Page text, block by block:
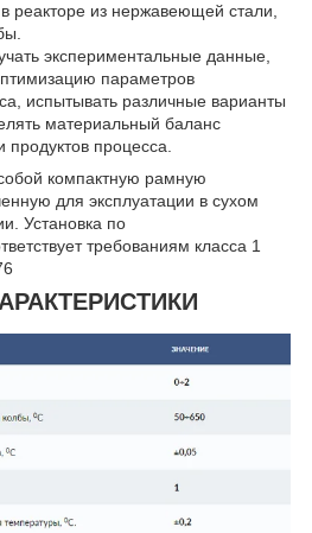
реакторе из нержавеющей стали,
экспериментальные данные,
параметров
испытывать различные варианты
материальный баланс
продуктов процесса.
компактную рамную
для эксплуатации в сухом
Установка по
требованиям класса 1